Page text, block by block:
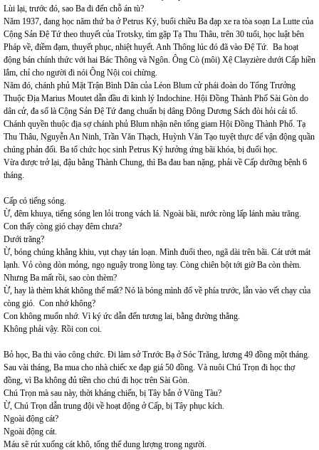
Lùi lại, trước đó, sao Ba đi đến chỗ án tù?
Năm 1937, đang học năm thứ ba ở Petrus Ký, buổi chiều Ba đạp xe ra tòa soạn La Lutte của
Cộng Sản Đệ Tứ theo thuyết của Trotsky, tìm gặp Tạ Thu Thâu, trên 30 tuổi, học luật bên
Pháp về, điềm đạm, thuyết phục, nhiệt huyết. Anh Thông lúc đó đã vào Đệ Tứ. Ba hoạt
động bán chính thức với hai Bác Thông và Ngôn. Ông Cò (môi) Xệ Clayzière dưới Cấp hiền
lắm, chỉ cho người đi nói Ông Nội coi chừng.
Năm đó, chánh phủ Mặt Trận Bình Dân của Léon Blum cử phái đoàn do Tổng Trưởng
Thuộc Địa Marius Moutet dẫn đầu đi kinh lý Indochine. Hội Đồng Thành Phố Sài Gòn do
dân cử, đa số là Cộng Sản Đệ Tứ đang chuẩn bị dâng Đông Dương Sách đòi hỏi cải tổ.
Chánh quyền thuộc địa sợ chánh phủ Blum nhận nên tống giam Hội Đồng Thành Phố. Tạ
Thu Thâu, Nguyễn An Ninh, Trần Văn Thạch, Huỳnh Văn Tạo tuyệt thực để vận động quần
chúng phản đối. Ba tổ chức học sinh Petrus Ký hưởng ứng bãi khóa, bị đuổi học.
Vừa được trở lại, đậu bằng Thành Chung, thì Ba đau ban nặng, phải về Cấp dưỡng bệnh 6
tháng.
Cấp có tiếng sóng.
Ừ, đêm khuya, tiếng sóng len lỏi trong vách lá. Ngoài bãi, nước ròng lấp lánh màu trăng.
Con thấy còng gió chạy đêm chưa?
Dưới trăng?
Ừ, bóng chúng khẳng khiu, vụt chạy tán loạn. Mình đuổi theo, ngã dài trên bãi. Cát ướt mát
lạnh. Vỏ còng dòn mỏng, ngọ nguậy trong lòng tay. Còng chiên bột tới giờ Ba còn thèm.
Nhưng Ba mất rồi, sao còn thèm?
Ừ, hay là thèm khát không thể mất? Nó là bóng mình đổ về phía trước, lẫn vào vết chạy của
còng gió. Con nhớ không?
Con không muốn nhớ. Vì ký ức dẫn đến tương lai, bằng đường thẳng.
Không phải vậy. Rồi con coi.
Bỏ học, Ba thi vào công chức. Đi làm sở Trước Bạ ở Sóc Trăng, lương 49 đồng một tháng.
Sau vài tháng, Ba mua cho nhà chiếc xe đạp giá 50 đồng. Và nuôi Chú Trọn đi học thợ
đồng, vì Ba không đủ tiền cho chú đi học trên Sài Gòn.
Chú Trọn mà sau này, thời kháng chiến, bị Tây bắn ở Vũng Tàu?
Ừ, Chú Trọn dẫn trung đội về hoạt động ở Cấp, bị Tây phục kích.
Ngoài động cát?
Ngoài động cát.
Máu sẽ rút xuống cát khô, tổng thể dung lượng trong người.